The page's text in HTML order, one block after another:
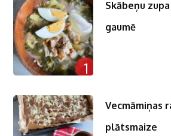
1
Skābeņu
gaumē
Vecmāmiņas
plātsmaize